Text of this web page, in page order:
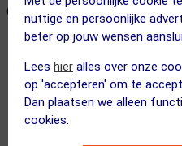
nuttige en persoonlijke
beter op jouw wensen
Lees hier alles over onze
op 'accepteren' om te
Dan plaatsen we alleen
cookies.
← Terug naar productnavigatie
ONZE AANBEVOLEN
100%
Slendale